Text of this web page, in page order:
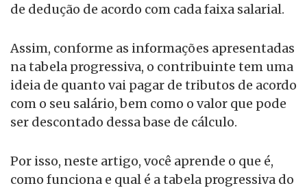
de dedução de acordo com cada faixa salarial.
Assim, conforme as informações apresentadas
na tabela progressiva, o contribuinte tem uma
ideia de quanto vai pagar de tributos de acordo
com o seu salário, bem como o valor que pode
ser descontado dessa base de cálculo.
Por isso, neste artigo, você aprende o que é,
como funciona e qual é a tabela progressiva do